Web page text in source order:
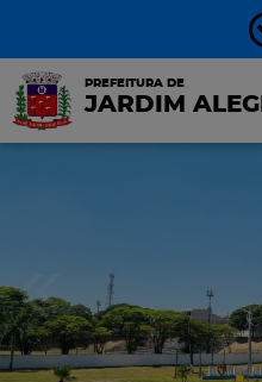
PREFEITURA DE
JARDIM